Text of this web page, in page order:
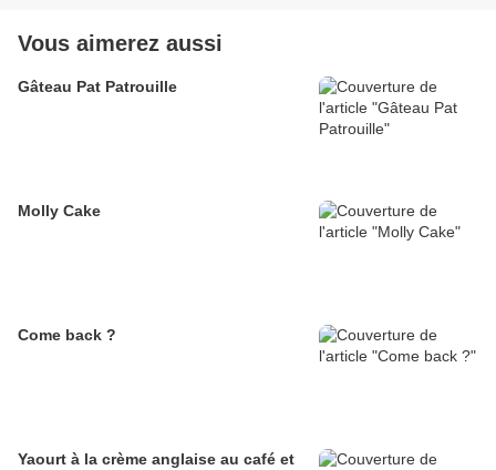
Vous aimerez aussi
Gâteau Pat Patrouille
Molly Cake
Come back ?
Yaourt à la crème anglaise au café et